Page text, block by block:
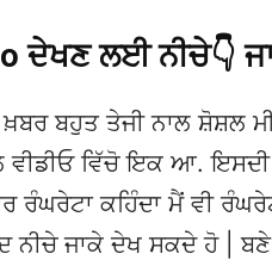
ਦੇਖਣ ਲਈ ਨੀਚੇ👇
ਬਹੁਤ ਤੇਜੀ ਨਾਲ ਸ਼ੋਸ਼ਲ
ਵਿੱਚੋ ਇਕ ਆ.
ਰੰਘਰੇਟਾ ਕਹਿੰਦਾ ਮੈਂ ਵੀ
ਨੀਚੇ ਜਾਕੇ ਦੇਖ ਸਕਦੇ ਹੋ |